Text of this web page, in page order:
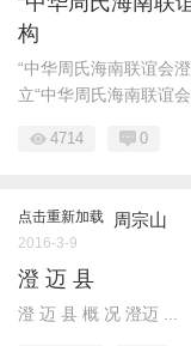
构
“中华周氏海南联谊会
立“中华周氏海南联谊
4714 0
点击重新加载 周宗山
2016-3-9
澄 迈 县
澄 迈 县 概 况 澄迈 ...